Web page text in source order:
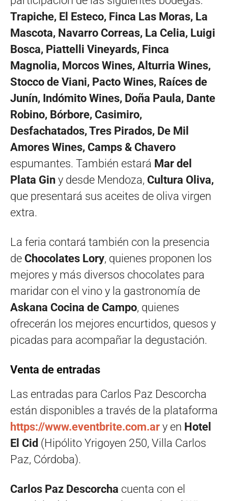
Trapiche, El Esteco, Finca Las Moras, La
Mascota, Navarro Correas, La Celia, Luigi
Bosca, Piattelli Vineyards, Finca
Magnolia, Morcos Wines, Alturria Wines,
Stocco de Viani, Pacto Wines, Raíces de
Junín, Indómito Wines, Doña Paula, Dante
Robino, Bórbore, Casimiro,
Desfachatados, Tres Pirados, De Mil
Amores Wines, Camps & Chavero
espumantes. También estará Mar del
Plata Gin y desde Mendoza, Cultura Oliva,
que presentará sus aceites de oliva virgen
extra.
La feria contará también con la presencia
de Chocolates Lory, quienes proponen los
mejores y más diversos chocolates para
maridar con el vino y la gastronomía de
Askana Cocina de Campo, quienes
ofrecerán los mejores encurtidos, quesos y
picadas para acompañar la degustación.
Venta de entradas
Las entradas para Carlos Paz Descorcha
están disponibles a través de la plataforma
https://www.eventbrite.com.ar y en Hotel
El Cid (Hipólito Yrigoyen 250, Villa Carlos
Paz, Córdoba).
Carlos Paz Descorcha cuenta con el